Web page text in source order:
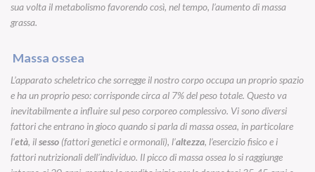
sua volta il metabolismo favorendo così, nel tempo, l’aumento di massa
grassa.
Massa ossea
L’apparato scheletrico che sorregge il nostro corpo occupa un proprio spazio
e ha un proprio peso: corrisponde circa al 7% del peso totale. Questo va
inevitabilmente a influire sul peso corporeo complessivo. Vi sono diversi
fattori che entrano in gioco quando si parla di massa ossea, in particolare
l’età, ilsesso (fattori genetici e ormonali), l’altezza, l’esercizio fisico e i
fattori nutrizionali dell’individuo. Il picco di massa ossea lo si raggiunge